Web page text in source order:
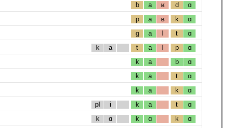
b a ʁ d ɑ
p a ʁ k ɑ
g a l t ɑ
k a t a l p ɑ
k a b ɑ
k a t ɑ
k a k ɑ
pl i k a t ɑ
k ɑ k ɑ k ɑ